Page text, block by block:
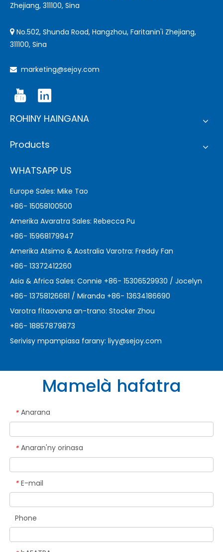
Zhejiang, 311100, Sina
 No.502, Shunda Road, Hangzhou, Faritanin'i Zhejiang,
311100, Sina
 marketing@sejoy.com
ROHINY HAINGANA
Products
WHATSAPP US
Europe Sales: Mike Tao
+86- 15058100500
Amerika Avaratra Sales: Rebecca Pu
+86- 15968179947
Amerika Atsimo & Aostralia Varotra: Freddy Fan
+86- 13372412260
Asia & Africa Sales: Connie +86- 15306529930 / Jocelyn
+86- 13758126681 / Miranda +86- 13634186690
Varotra fitaovana an-trano: Stocker Zhou
+86- 18857879873
Serivisy mpampiasa farany: liyy@sejoy.com
Mamelà hafatra
* Anarana
* Anaran'ny orinasa
* E-mail
Phone